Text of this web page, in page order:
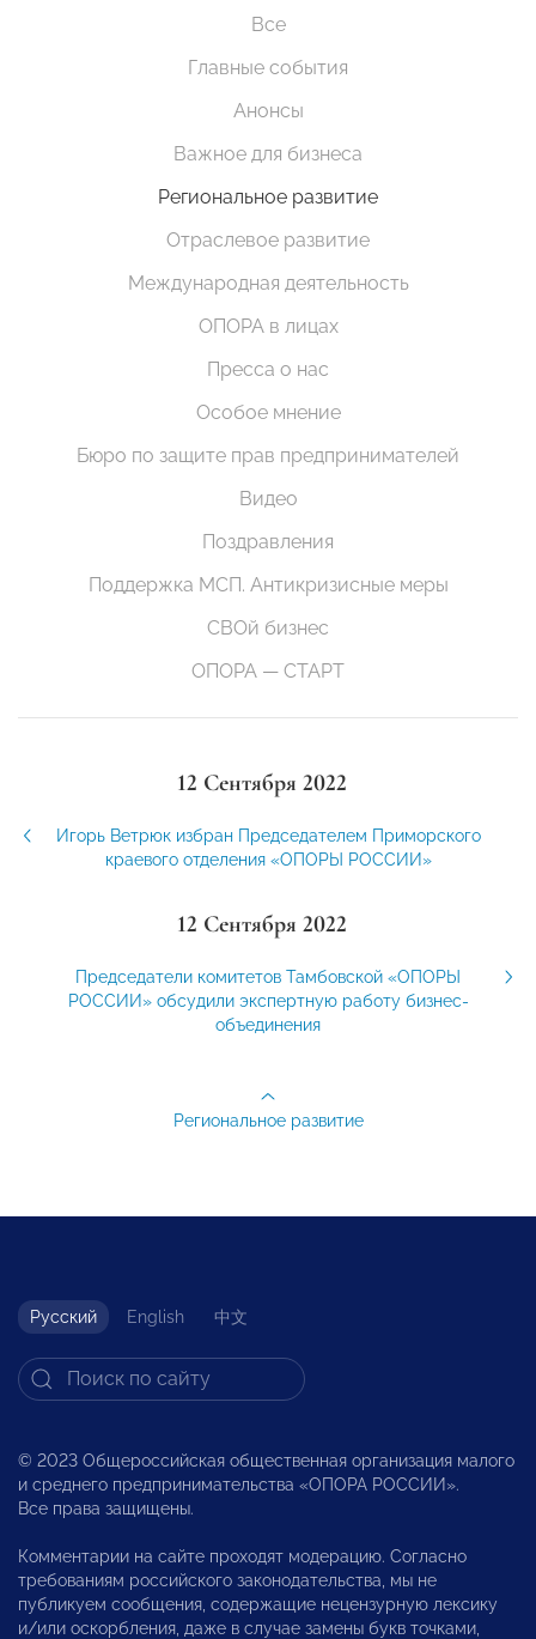
Все
Главные события
Анонсы
Важное для бизнеса
Региональное развитие
Отраслевое развитие
Международная деятельность
ОПОРА в лицах
Пресса о нас
Особое мнение
Бюро по защите прав предпринимателей
Видео
Поздравления
Поддержка МСП. Антикризисные меры
СВОй бизнес
ОПОРА — СТАРТ
12 Сентября 2022
Игорь Ветрюк избран Председателем Приморского
краевого отделения «ОПОРЫ РОССИИ»
12 Сентября 2022
Председатели комитетов Тамбовской «ОПОРЫ
РОССИИ» обсудили экспертную работу бизнес-
объединения
Региональное развитие
Русский English 中文
© 2023 Общероссийская общественная организация малого
и среднего предпринимательства «ОПОРА РОССИИ».
Все права защищены.
Комментарии на сайте проходят модерацию. Согласно
требованиям российского законодательства, мы не
публикуем сообщения, содержащие нецензурную лексику
и/или оскорбления, даже в случае замены букв точками,